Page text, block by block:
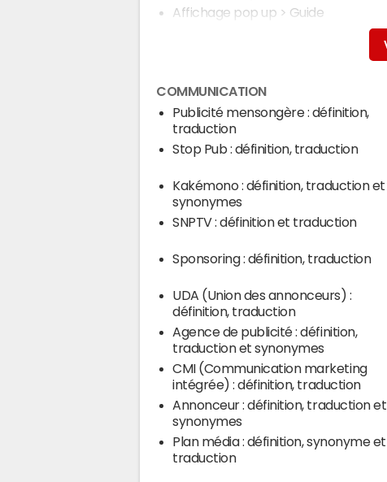
Affichage pop up > Guide
COMMUNICATION
Publicité mensongère : définition,
traduction
Stop Pub : définition, traduction
Kakémono : définition, traduction et
synonymes
SNPTV : définition et traduction
Sponsoring : définition, traduction
UDA (Union des annonceurs) :
définition, traduction
Agence de publicité : définition,
traduction et synonymes
CMI (Communication marketing
intégrée) : définition, traduction
Annonceur : définition, traduction et
synonymes
Plan média : définition, synonyme et
traduction